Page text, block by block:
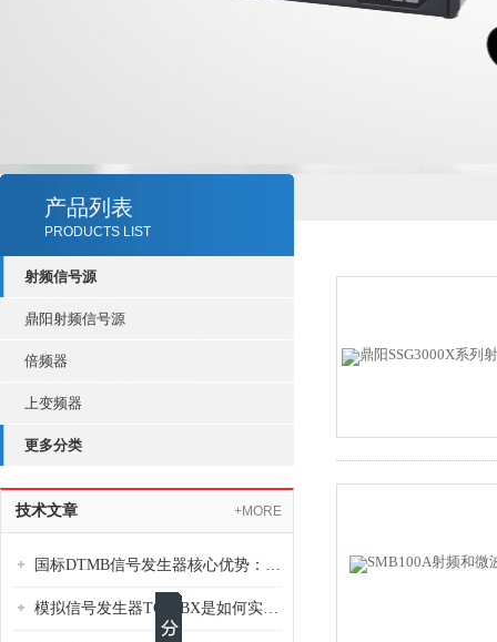
产品列表
PRODUCTS LIST
射频信号源
鼎阳射频信号源
倍频器
上变频器
更多分类
技术文章 +MORE
国标DTMB信号发生器核心优势：灵活性与准确性的结合
模拟信号发生器TG39BX是如何实现从直流到交流的波形转换?